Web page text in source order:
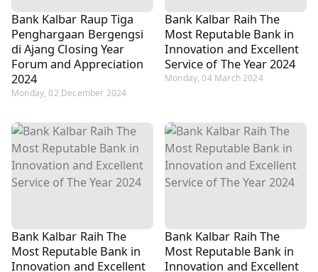
Bank Kalbar Raup Tiga
Penghargaan Bergengsi
di Ajang Closing Year
Forum and Appreciation
2024
Monday, 02 December 2024
Bank Kalbar Raih The
Most Reputable Bank in
Innovation and Excellent
Service of The Year 2024
Monday, 04 March 2024
Bank Kalbar Raih The
Most Reputable Bank in
Innovation and Excellent
Bank Kalbar Raih The
Most Reputable Bank in
Innovation and Excellent